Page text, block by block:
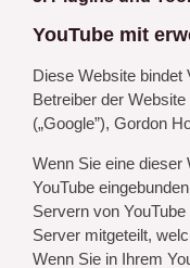
YouTube mit
Diese Website bindet
Betreiber der
(„Google”), Gordon
Wenn Sie eine dieser
YouTube
Servern von
Server mitgeteilt,
Wenn Sie in Ihrem